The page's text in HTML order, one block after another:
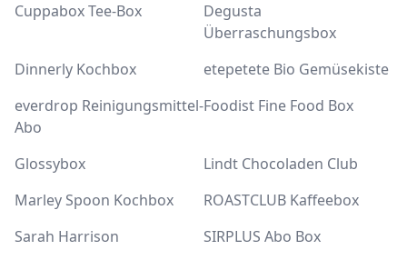
Cuppabox Tee-Box
Degusta
Überraschungsbox
Dinnerly Kochbox
etepetete Bio Gemüsekiste
everdrop Reinigungsmittel-
Abo
Foodist Fine Food Box
Glossybox
Lindt Chocoladen Club
Marley Spoon Kochbox
ROASTCLUB Kaffeebox
Sarah Harrison
SIRPLUS Abo Box